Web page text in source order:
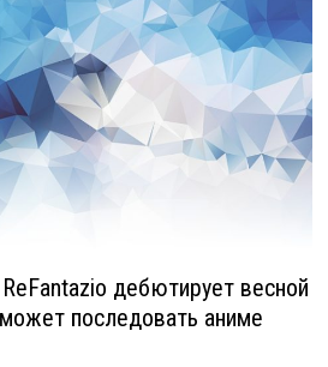
дебютирует весной
последовать аниме